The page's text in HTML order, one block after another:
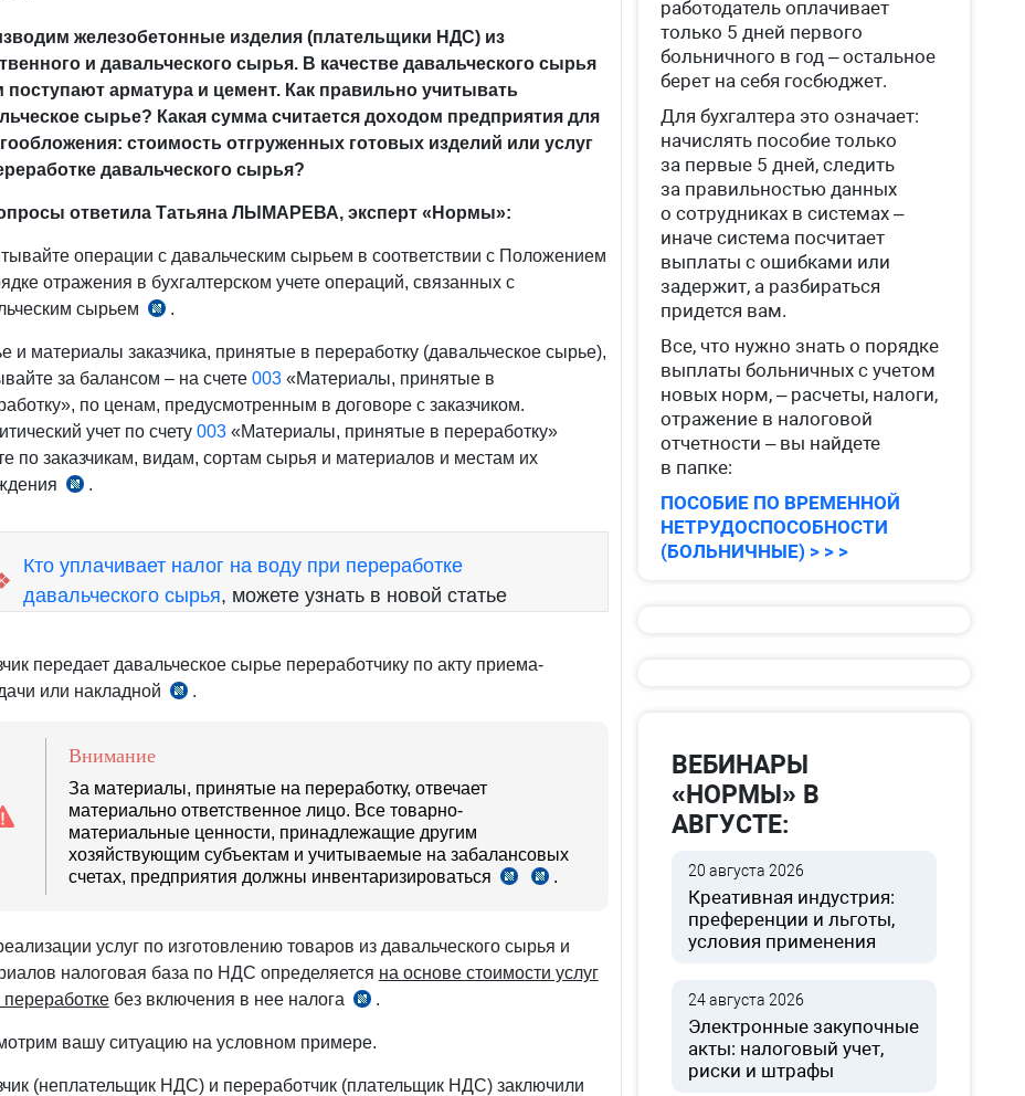
железобетонные изделия (плательщики НДС) из
и давальческого сырья. В качестве давальческого сырья
поступают арматура и цемент. Как правильно учитывать
сырье? Какая сумма считается доходом предприятия для
стоимость отгруженных готовых изделий или услуг
давальческого сырья?
ответила Татьяна ЛЫМАРЕВА, эксперт «Нормы»:
операции с давальческим сырьем в соответствии с Положением
отражения в бухгалтерском учете операций, связанных с
сырьем
рег.
.
и материалы заказчика, принятые в переработку (давальческое сырье),
за балансом – на счете 003«Материалы, принятые в
по ценам, предусмотренным в договоре с заказчиком.
учет по счету 003«Материалы, принятые в переработку»
по заказчикам, видам, сортам сырья и материалов и местам их
п.
№21,
рег.
23.10.2002
г.
.
Кто уплачивает налог на воду при переработке
давальческого сырья, можете узнать в новой статье
передает давальческое сырье переработчику по акту приема-
или накладной
прил.
Положению,
рег.
МЮ
№2086
.
Внимание
За материалы, принятые на переработку, отвечает
материально ответственное лицо. Все товарно-
материальные ценности, принадлежащие другим
хозяйствующим субъектам и учитываемые на забалансовых
счетах, предприятия должны инвентаризироваться
гл.
№4,
рег.
№3259
п.1.4.
рег.
№833
.
услуг по изготовлению товаров из давальческого сырья и
налоговая база по НДС определяется на основе стоимости услуг
переработкебез включения в нее налога
ч.
ст.
248
.
вашу ситуацию на условном примере.
(неплательщик НДС) и переработчик (плательщик НДС) заключили
работодатель оплачивает
только 5 дней первого
больничного в год – остальное
берет на себя госбюджет.
Для бухгалтера это означает:
начислять пособие только
за первые 5 дней, следить
за правильностью данных
о сотрудниках в системах –
иначе система посчитает
выплаты с ошибками или
задержит, а разбираться
придется вам.
Все, что нужно знать о порядке
выплаты больничных с учетом
новых норм, – расчеты, налоги,
отражение в налоговой
отчетности – вы найдете
в папке:
ПОСОБИЕ ПО ВРЕМЕННОЙ
НЕТРУДОСПОСОБНОСТИ
(БОЛЬНИЧНЫЕ) > > >
ВЕБИНАРЫ
«НОРМЫ» В
АВГУСТЕ:
20 августа 2026
Креативная индустрия:
преференции и льготы,
условия применения
24 августа 2026
Электронные закупочные
акты: налоговый учет,
риски и штрафы